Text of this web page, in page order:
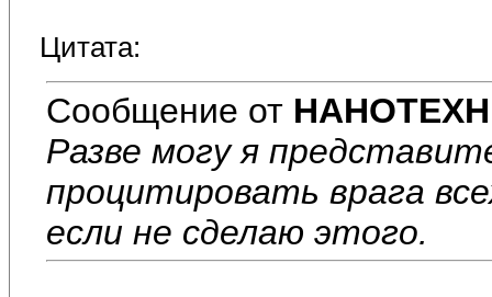
Цитата:
Сообщение от
Разве могу я
процитировать врага
если не сделаю этого.